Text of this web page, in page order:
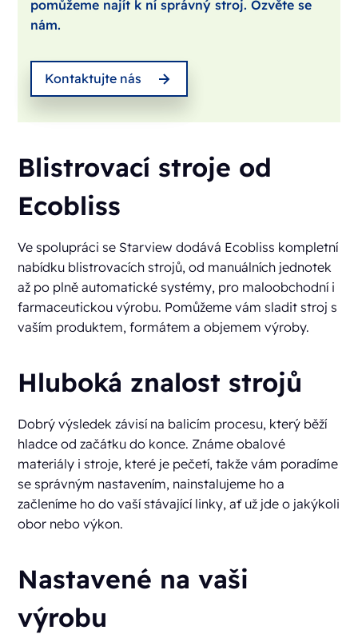
pomůžeme najít k ní správný stroj. Ozvěte se
nám.
Kontaktujte nás
Blistrovací stroje od
Ecobliss
Ve spolupráci se Starview dodává Ecobliss kompletní
nabídku blistrovacích strojů, od manuálních jednotek
až po plně automatické systémy, pro maloobchodní i
farmaceutickou výrobu. Pomůžeme vám sladit stroj s
vaším produktem, formátem a objemem výroby.
Hluboká znalost strojů
Dobrý výsledek závisí na balicím procesu, který běží
hladce od začátku do konce. Známe obalové
materiály i stroje, které je pečetí, takže vám poradíme
se správným nastavením, nainstalujeme ho a
začleníme ho do vaší stávající linky, ať už jde o jakýkoli
obor nebo výkon.
Nastavené na vaši
výrobu